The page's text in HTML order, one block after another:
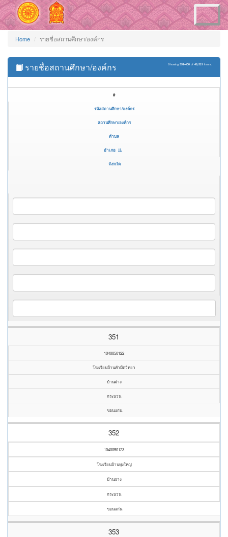
Toggle
navigation
Home รายชื่อสถานศึกษา/องค์กร
Showing 351-400 of 49,521 items.
รายชื่อสถานศึกษา/องค์กร
#
รหัสสถานศึกษา/องค์กร
สถานศึกษา/องค์กร
ตำบล
อำเภอ
จังหวัด
351
1040050122
โรงเรียนบ้านคำมืดวิทยา
บ้านฝาง
กระนวน
ขอนแก่น
352
1040050123
โรงเรียนบ้านทุ่งใหญ่
บ้านฝาง
กระนวน
ขอนแก่น
353